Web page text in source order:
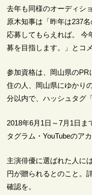
去年も同様のオーディシ
原木知事は「昨年は237
応募してもらえれば。 今
募を目指します。」とコ
参加資格は、岡山県の
住の人、岡山県にゆかり
分以内で、ハッシュタグ
2018年6月1日～7月1日ま
タグラム・YouTubeのア
主演俳優に選ばれた人に
円が贈られるとのこと。
確認を。